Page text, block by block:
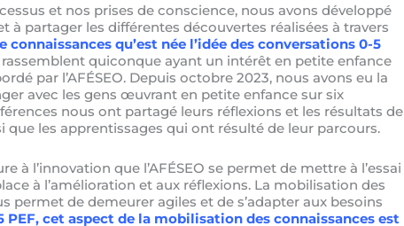
et nos prises de conscience, nous avons développé
partager les différentes découvertes réalisées à travers
connaissances qu’est née l’idée des conversations 0-5
quiconque ayant un intérêt en petite enfance
par l’AFÉSEO. Depuis octobre 2023, nous avons eu la
avec les gens œuvrant en petite enfance sur six
nous ont partagé leurs réflexions et les résultats de
les apprentissages qui ont résulté de leur parcours.
à l’innovation que l’AFÉSEO se permet de mettre à l’essai
à l’amélioration et aux réflexions. La mobilisation des
permet de demeurer agiles et de s’adapter aux besoins
PEF, cet aspect de la mobilisation des connaissances est